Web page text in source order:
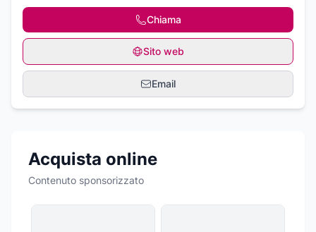
Chiama
Sito web
Email
Acquista online
Contenuto sponsorizzato